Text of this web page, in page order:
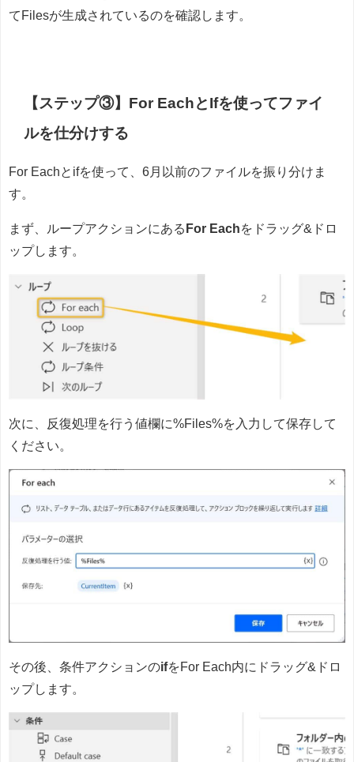
てFilesが生成されているのを確認します。
【ステップ③】For EachとIfを使ってファイ
ルを仕分けする
For Eachとifを使って、6月以前のファイルを振り分けま
す。
まず、ループアクションにある For Eachをドラッグ&ドロ
ップします。
次に、反復処理を行う値欄に%Files%を入力して保存して
ください。
その後、条件アクションのifをFor Each内にドラッグ&ドロ
ップします。